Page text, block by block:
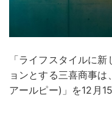
「ライフスタイルに
ョンとする三喜商事
アールピー)」を12月